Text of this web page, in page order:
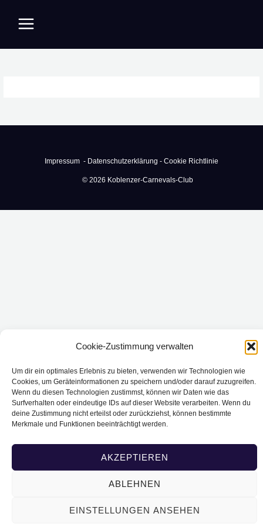
Cookie-Zustimmung verwalten
Um dir ein optimales Erlebnis zu bieten, verwenden wir Technologien wie
Cookies, um Geräteinformationen zu speichern und/oder darauf zuzugreifen.
Wenn du diesen Technologien zustimmst, können wir Daten wie das
Surfverhalten oder eindeutige IDs auf dieser Website verarbeiten. Wenn du
deine Zustimmung nicht erteilst oder zurückziehst, können bestimmte
Merkmale und Funktionen beeinträchtigt werden.
AKZEPTIEREN
ABLEHNEN
EINSTELLUNGEN ANSEHEN
springen
Impressum - Datenschutzerklärung - Cookie Richtlinie
© 2026 Koblenzer-Carnevals-Club